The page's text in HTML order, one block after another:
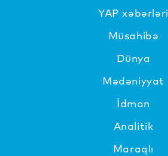
YAP xəbərləri
Müsahibə
Dünya
Mədəniyyat
İdman
Analitik
Maraqlı